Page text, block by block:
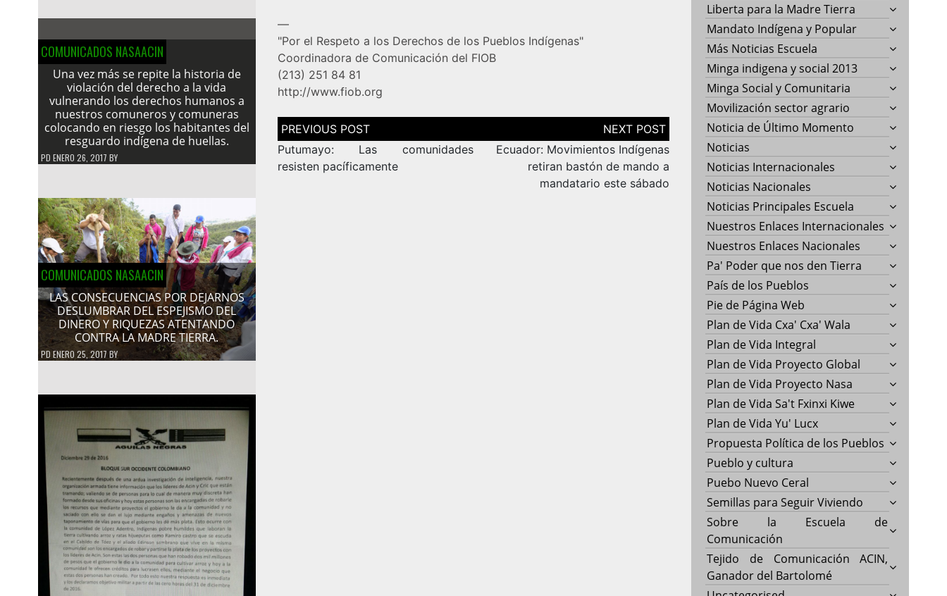
COMUNICADOS NASAACIN
Una vez más se repite la historia de
violación del derecho a la vida
vulnerando los derechos humanos a
nuestros comuneros y comuneras
colocando en riesgo los habitantes del
resguardo indígena de huellas.
PD ENERO 26, 2017 BY
COMUNICADOS NASAACIN
LAS CONSECUENCIAS POR DEJARNOS
DESLUMBRAR DEL ESPEJISMO DEL
DINERO Y RIQUEZAS ATENTANDO
CONTRA LA MADRE TIERRA.
PDENERO 25, 2017 BY
—
"Por el Respeto a los Derechos de los Pueblos Indígenas"
Coordinadora de Comunicación del FIOB
(213) 251 84 81
http://www.fiob.org
Navegación
de
entradas
Putumayo: Las comunidades
resisten pacíficamente
Ecuador: Movimientos Indígenas
retiran bastón de mando a
mandatario este sábado
Liberta para la Madre Tierra
Mandato Indígena y Popular
Más Noticias Escuela
Minga indigena y social 2013
Minga Social y Comunitaria
Movilización sector agrario
Noticia de Último Momento
Noticias
Noticias Internacionales
Noticias Nacionales
Noticias Principales Escuela
Nuestros Enlaces Internacionales
Nuestros Enlaces Nacionales
Pa' Poder que nos den Tierra
País de los Pueblos
Pie de Página Web
Plan de Vida Cxa' Cxa' Wala
Plan de Vida Integral
Plan de Vida Proyecto Global
Plan de Vida Proyecto Nasa
Plan de Vida Sa't Fxinxi Kiwe
Plan de Vida Yu' Lucx
Propuesta Política de los Pueblos
Pueblo y cultura
Puebo Nuevo Ceral
Semillas para Seguir Viviendo
Sobre la Escuela de
Comunicación
Tejido de Comunicación ACIN,
Ganador del Bartolomé